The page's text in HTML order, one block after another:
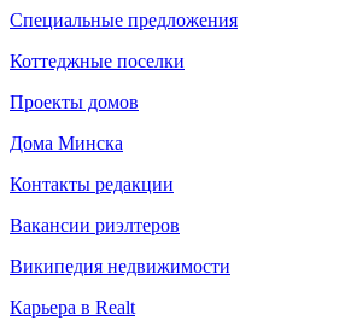
Специальные предложения
Коттеджные поселки
Проекты домов
Дома Минска
Контакты редакции
Вакансии риэлтеров
Википедия недвижимости
Карьера в Realt